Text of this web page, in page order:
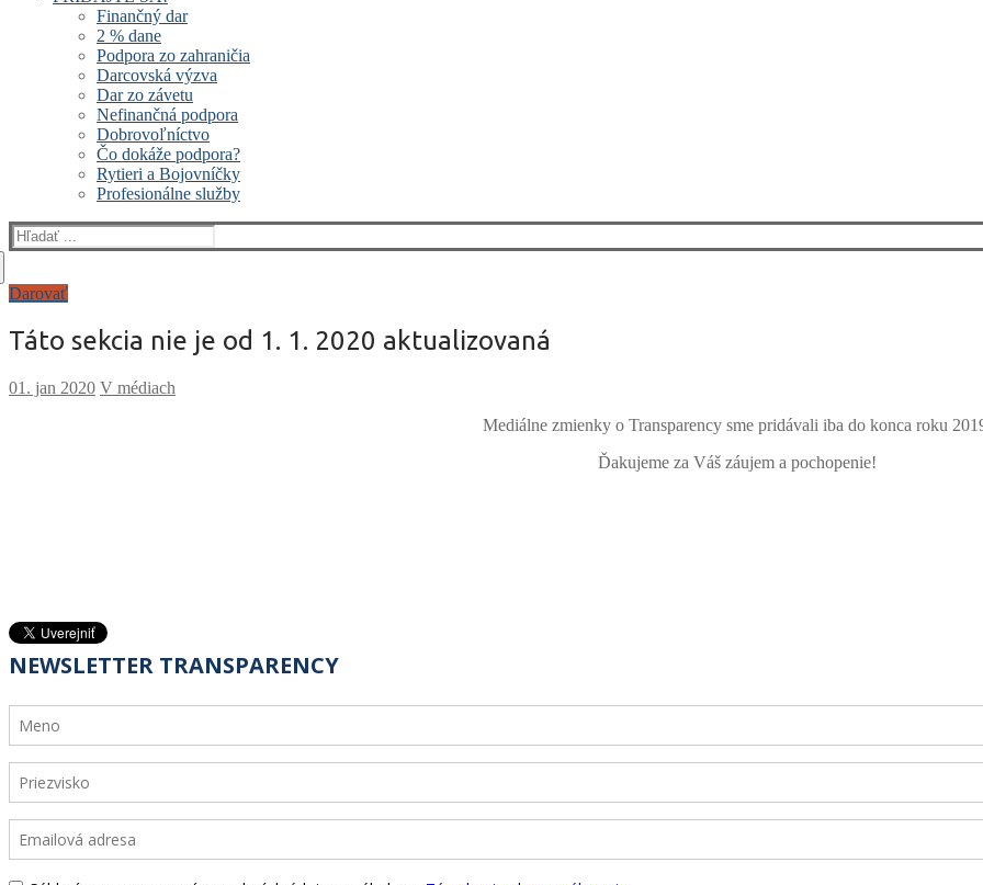
Finančný dar
2 % dane
Podpora zo zahraničia
Darcovská výzva
Dar zo závetu
Nefinančná podpora
Dobrovoľníctvo
Čo dokáže podpora?
Rytieri a Bojovníčky
Profesionálne služby
Hľadať:
Darovať
Táto sekcia nie je od 1. 1. 2020 aktualizovaná
V médiach
Mediálne zmienky o Transparency sme pridávali iba do konca roku
Ďakujeme za Váš záujem a pochopenie!